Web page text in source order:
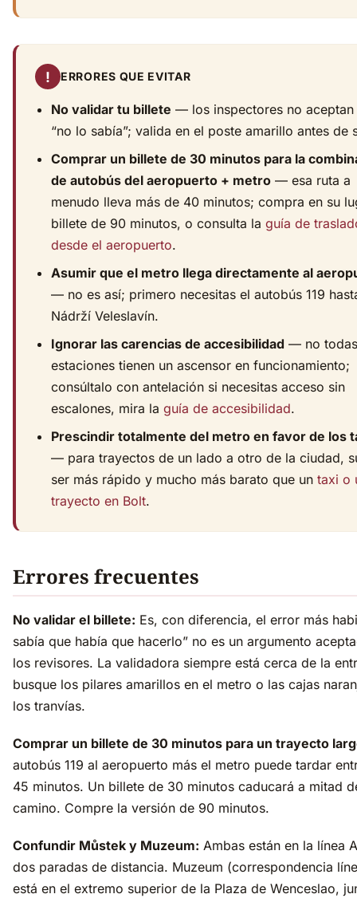
! ERRORES QUE EVITAR
No validar tu billete — los inspectores no aceptan
“no lo sabía”; valida en el poste amarillo antes de
Comprar un billete de 30 minutos para la
de autobús del aeropuerto + metro — esa ruta a
menudo lleva más de 40 minutos; compra en su
billete de 90 minutos, o consulta la guía de
desde el aeropuerto.
Asumir que el metro llega directamente al
— no es así; primero necesitas el autobús 119
Nádrží Veleslavín.
Ignorar las carencias de accesibilidad — no
estaciones tienen un ascensor en funcionamiento;
consúltalo con antelación si necesitas acceso sin
escalones, mira la guía de accesibilidad.
Prescindir totalmente del metro en favor de los
— para trayectos de un lado a otro de la ciudad,
ser más rápido y mucho más barato que un taxi o
trayecto en Bolt.
Errores frecuentes
No validar el billete: Es, con diferencia, el error más
sabía que había que hacerlo” no es un argumento
los revisores. La validadora siempre está cerca de la
busque los pilares amarillos en el metro o las cajas
los tranvías.
Comprar un billete de 30 minutos para un trayecto
autobús 119 al aeropuerto más el metro puede tardar
45 minutos. Un billete de 30 minutos caducará a mitad
camino. Compre la versión de 90 minutos.
Confundir Můstek y Muzeum: Ambas están en la línea
dos paradas de distancia. Muzeum (correspondencia
está en el extremo superior de la Plaza de Wenceslao,